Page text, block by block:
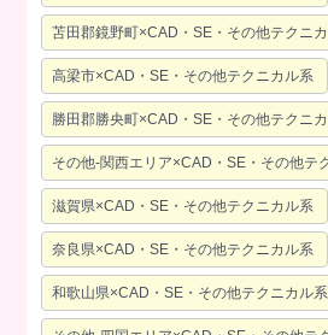
苫田郡鏡野町×CAD・SE・その他テクニ
高梁市×CAD・SE・その他テクニカル系
勝田郡勝央町×CAD・SE・その他テクニ
その他-関西エリア×CAD・SE・その他テ
滋賀県×CAD・SE・その他テクニカル系
奈良県×CAD・SE・その他テクニカル系
和歌山県×CAD・SE・その他テクニカル系